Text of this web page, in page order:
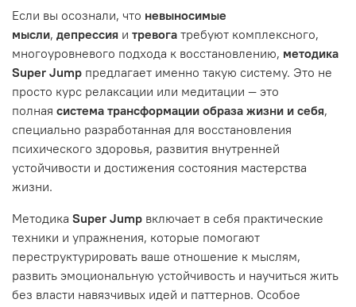
Если вы осознали, что невыносимые
мысли, депрессия и тревога требуют комплексного,
многоуровневого подхода к восстановлению, методика
Super Jump предлагает именно такую систему. Это не
просто курс релаксации или медитации — это
полная система трансформации образа жизни и себя,
специально разработанная для восстановления
психического здоровья, развития внутренней
устойчивости и достижения состояния мастерства
жизни.
Методика Super Jump включает в себя практические
техники и упражнения, которые помогают
переструктурировать ваше отношение к мыслям,
развить эмоциональную устойчивость и научиться жить
без власти навязчивых идей и паттернов. Особое